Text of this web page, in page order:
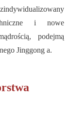
i nowe
podejmą
Jinggong a.